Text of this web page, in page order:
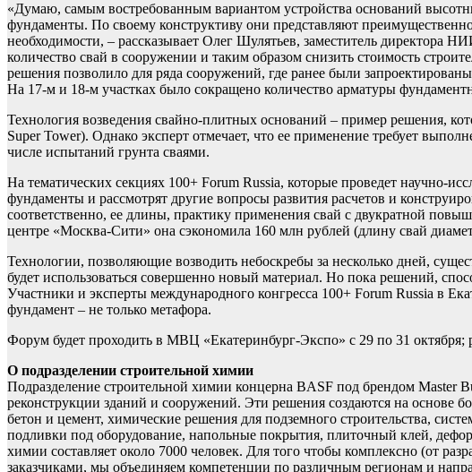
«Думаю, самым востребованным вариантом устройства оснований
фундаменты. По своему конструктиву они представляют
необходимости, – рассказывает Олег Шулятьев, заместитель
количество свай в сооружении и таким образом снизить стоимость
решения позволило для ряда сооружений, где ранее были
На 17-м и 18-м участках было сокращено количество арматуры
Технология возведения свайно-плитных оснований – пример решения,
Super Tower). Однако эксперт отмечает, что ее применение требует
числе испытаний грунта сваями.
На тематических секциях 100+ Forum Russia, которые проведет научно-
фундаменты и рассмотрят другие вопросы развития расчетов и
соответственно, ее длины, практику применения свай с двукратной
центре «Москва-Сити» она сэкономила 160 млн рублей (длину свай
Технологии, позволяющие возводить небоскребы за несколько дней,
будет использоваться совершенно новый материал. Но пока решений,
Участники и эксперты международного конгресса 100+ Forum Russia в
фундамент – не только метафора.
Форум будет проходить в МВЦ «Екатеринбург-Экспо» с 29 по 31 октября;
О подразделении строительной химии
Подразделение строительной химии концерна BASF под брендом Master
реконструкции зданий и сооружений. Эти решения создаются на основе
бетон и цемент, химические решения для подземного строительства,
подливки под оборудование, напольные покрытия, плиточный клей,
химии составляет около 7000 человек. Для того чтобы комплексно (от
заказчиками, мы объединяем компетенции по различным регионам и